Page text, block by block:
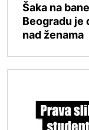
Šaka na
Beogradu je
nad ženama